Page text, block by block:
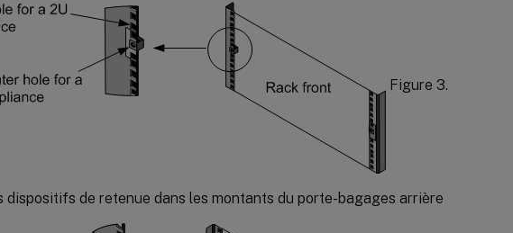
Figure 3.
dispositifs de retenue dans les montants du porte-bagages arrière